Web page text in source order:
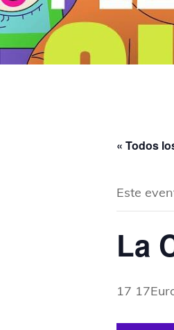
« Todos
Este
La
17